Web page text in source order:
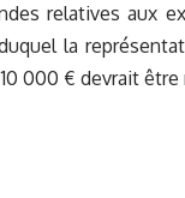
relatives aux
la
000 € devrait